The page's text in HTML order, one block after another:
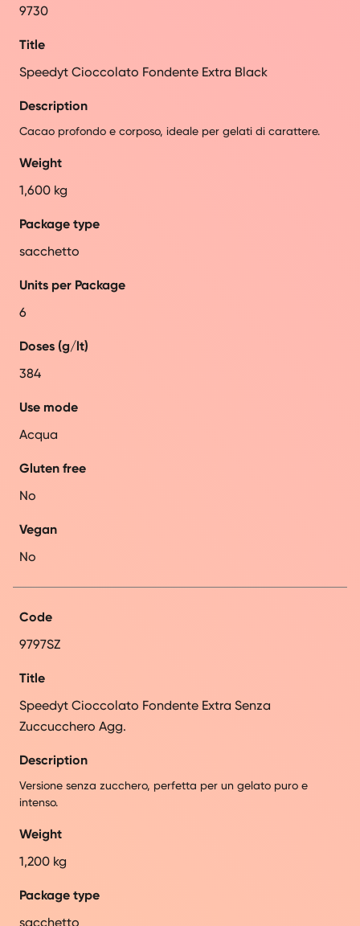
9730
Title
Speedyt Cioccolato Fondente Extra Black
Description
Cacao profondo e corposo, ideale per gelati di carattere.
Weight
1,600 kg
Package type
sacchetto
Units per Package
6
Doses (g/lt)
384
Use mode
Acqua
Gluten free
No
Vegan
No
Code
9797SZ
Title
Speedyt Cioccolato Fondente Extra Senza
Zuccucchero Agg.
Description
Versione senza zucchero, perfetta per un gelato puro e
intenso.
Weight
1,200 kg
Package type
sacchetto